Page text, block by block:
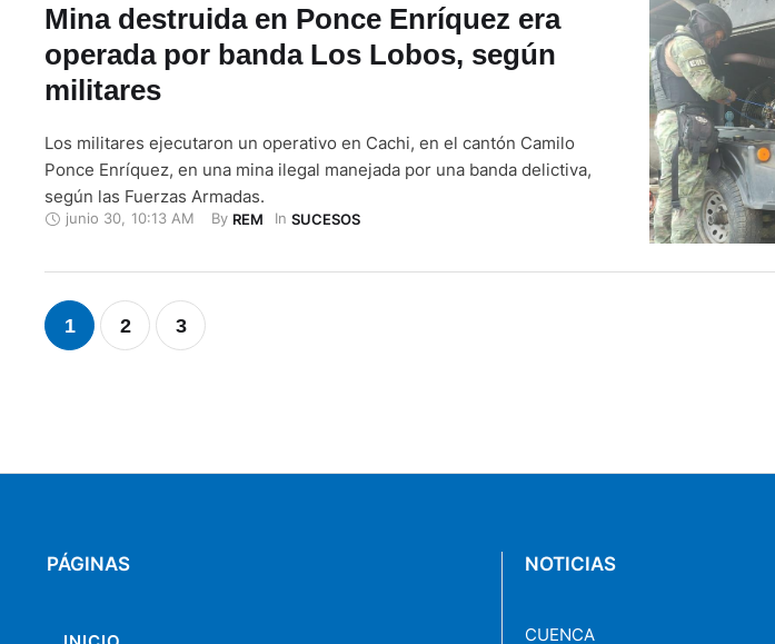
Mina destruida en Ponce Enríquez era
operada por banda Los Lobos, según
militares
Los militares ejecutaron un operativo en Cachi, en el cantón Camilo
Ponce Enríquez, en una mina ilegal manejada por una banda delictiva,
según las Fuerzas Armadas.
junio 30, 10:13 AM By REM In SUCESOS
1 2 3
PÁGINAS NOTICIAS
CUENCA